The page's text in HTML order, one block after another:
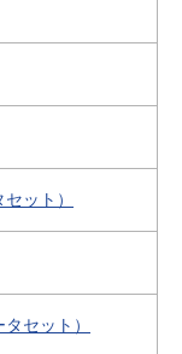
ット）
セット）